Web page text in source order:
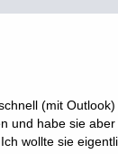
(mit
und habe sie
wollte sie